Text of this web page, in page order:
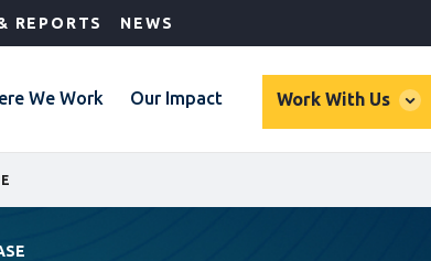
REPORTS NEWS
We Work Our Impact Work With Us